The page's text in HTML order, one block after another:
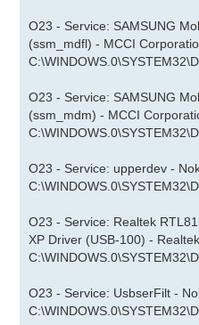
O23 - Service: SAMSUNG
(ssm_mdfl) - MCCI
O23 - Service: SAMSUNG
(ssm_mdm) - MCCI
O23 - Service: upperdev -
O23 - Service: Realtek
XP Driver (USB-100) -
O23 - Service: UsbserFilt -